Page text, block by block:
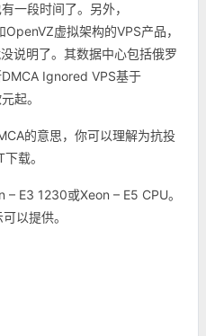
一段时间了。另外，
虚拟架构的VPS产品，
说明了。其数据中心包括俄罗
Ignored VPS基于
起。
的意思，你可以理解为抗投
载。
E3 1230或Xeon – E5 CPU。
以提供。